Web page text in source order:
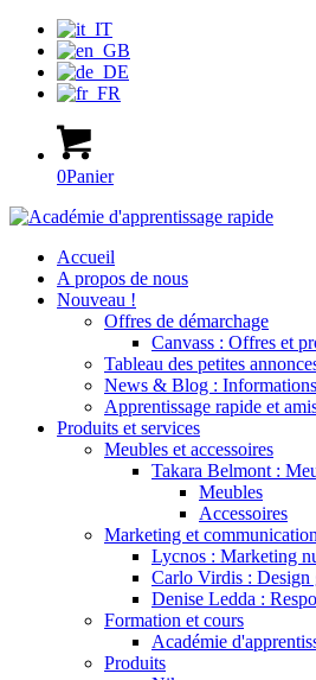
0Panier
Accueil
A propos de nous
Nouveau !
Offres de démarchage
Canvass : Offres et
Tableau des petites
News & Blog :
Apprentissage rapide et
Produits et services
Meubles et accessoires
Takara Belmont :
Meubles
Accessoires
Marketing et communication
Lycnos : Marketing
Carlo Virdis : Design
Denise Ledda :
Formation et cours
Académie
Produits